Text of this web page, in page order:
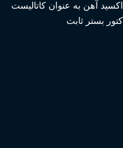
آهن به عنوان كاتاليست
بستر ثابت